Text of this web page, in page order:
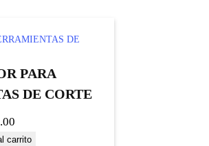
PARA
DE CORTE
carrito